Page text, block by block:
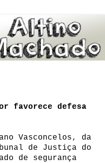
favorece defesa
Vasconcelos, da
de Justiça do
de segurança